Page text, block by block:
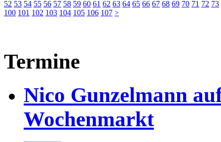
52 53 54 55 56 57 58 59 60 61 62 63 64 65 66 67 68 69 70 71 72 73
100 101 102 103 104 105 106 107 >
Termine
Nico Gunzelmann
Wochenmarkt